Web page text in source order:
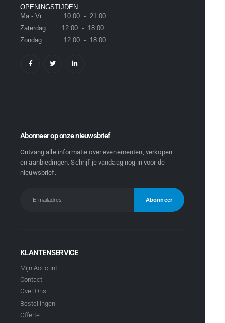
OPENINGSTIJDEN
Ma - Vr 10:00 - 21:00
Zaterdag 12:00 - 18:00
Zondag 12:00 - 18:00
Abonneer op onze nieuwsbrief
Ontvang alle informatie over evenementen, verkopen
en aanbiedingen. Schrijf je vandaag nog in voor de
nieuwsbrief.
KLANTENSERVICE
Mijn Account
Contact
Over Ons
Bestellingen
Offerte